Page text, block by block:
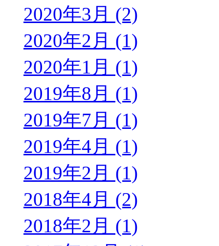
2020年3月 (2)
2020年2月 (1)
2020年1月 (1)
2019年8月 (1)
2019年7月 (1)
2019年4月 (1)
2019年2月 (1)
2018年4月 (2)
2018年2月 (1)